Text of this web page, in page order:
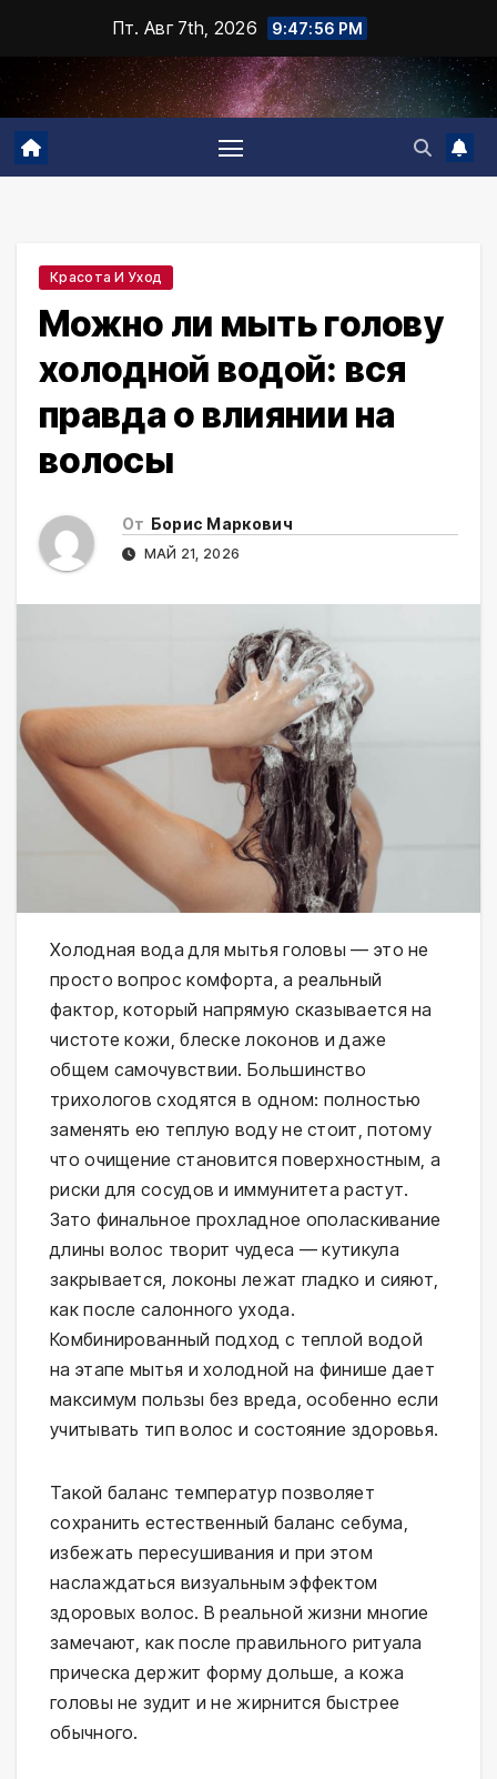
содержимому
Пт. Авг 7th, 2026 9:47:57 PM
Красота И Уход
Можно ли мыть голову
холодной водой: вся
правда о влиянии на
волосы
От Борис Маркович
МАЙ 21, 2026
Холодная вода для мытья головы — это не
просто вопрос комфорта, а реальный
фактор, который напрямую сказывается на
чистоте кожи, блеске локонов и даже
общем самочувствии. Большинство
трихологов сходятся в одном: полностью
заменять ею теплую воду не стоит, потому
что очищение становится поверхностным, а
риски для сосудов и иммунитета растут.
Зато финальное прохладное ополаскивание
длины волос творит чудеса — кутикула
закрывается, локоны лежат гладко и сияют,
как после салонного ухода.
Комбинированный подход с теплой водой
на этапе мытья и холодной на финише дает
максимум пользы без вреда, особенно если
учитывать тип волос и состояние здоровья.
Такой баланс температур позволяет
сохранить естественный баланс себума,
избежать пересушивания и при этом
наслаждаться визуальным эффектом
здоровых волос. В реальной жизни многие
замечают, как после правильного ритуала
прическа держит форму дольше, а кожа
головы не зудит и не жирнится быстрее
обычного.